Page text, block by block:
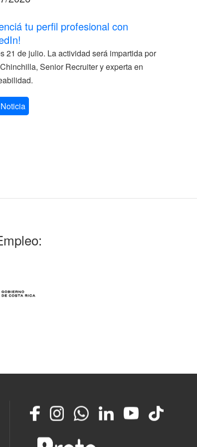
tu perfil profesional con
21 de julio. La actividad será impartida por
Senior Recruiter y experta en
FacebookInstagramWhatsappLinkedInYouTube
TikTok